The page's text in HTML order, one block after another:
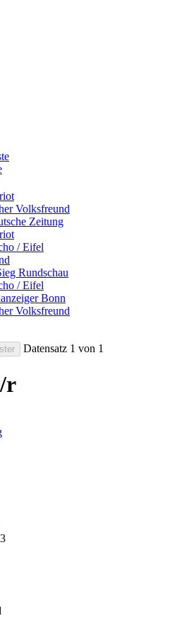
Volksfreund
Zeitung
/ Eifel
Rundschau
/ Eifel
Bonn
Volksfreund
Datensatz 1 von 1
r